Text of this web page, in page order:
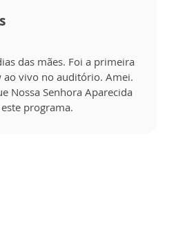
das mães. Foi a primeira
ao vivo no auditório. Amei.
Nossa Senhora Aparecida
programa.